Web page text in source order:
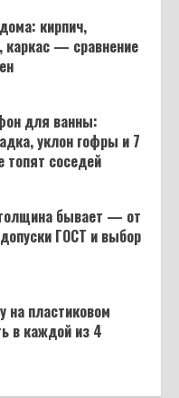
для ванны:
уклон гофры и 7
соседей
бывает — от
ГОСТ и выбор
на пластиковом
в каждой из 4
из ЛДСП: от
сборки